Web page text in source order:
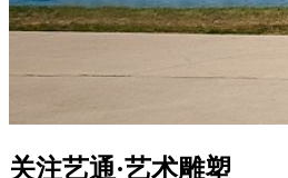
关注艺通·艺术雕塑